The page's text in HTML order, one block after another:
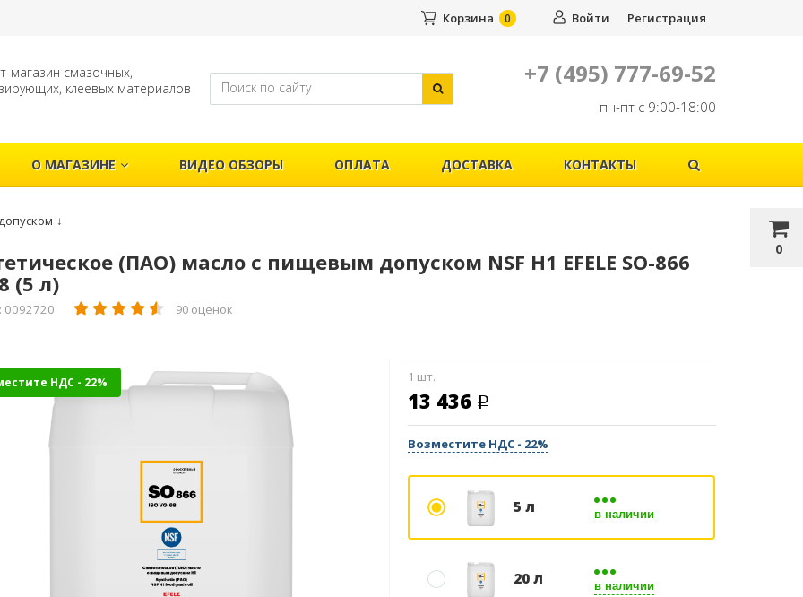
0
Войти Регистрация
Корзина 0
магазин смазочных,
клеевых материалов
+7 (495) 777-69-52
пн-пт с 9:00-18:00
О МАГАЗИНЕ ВИДЕО ОБЗОРЫ ОПЛАТА ДОСТАВКА КОНТАКТЫ
↓
(ПАО) масло с пищевым допуском NSF H1 EFELE SO-866
(5 л)
0092720 90 оценок
НДС - 22% 1 шт.
13 436
Возместите НДС - 22%
5 л в наличии
20 л в наличии